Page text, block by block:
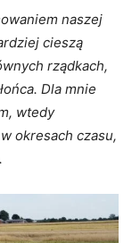
naszej
cieszą
rządkach,
Dla mnie
wtedy
okresach czasu,